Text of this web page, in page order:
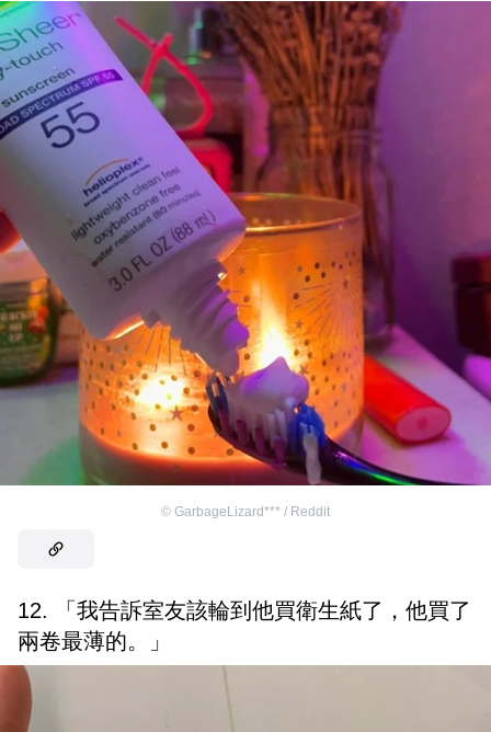
© GarbageLizard*** / Reddit
12. 「我告訴室友該輪到他買衛生紙了，他買了
兩卷最薄的。」